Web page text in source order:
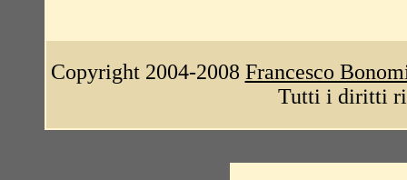
Copyright 2004-2008 Francesco
Tutti i diritti